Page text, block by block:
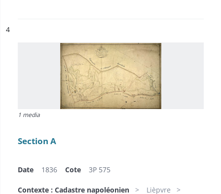
n°
4
1 media
Section A
Date 1836 Cote 3P 575
Contexte : Cadastre napoléonien
Lièpvre